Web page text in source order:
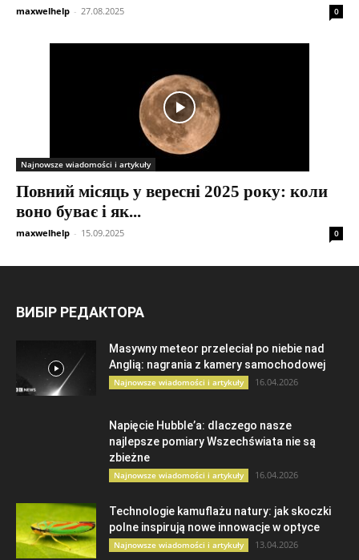
maxwelhelp - 27.08.2025 0
Najnowsze wiadomości i artykuły
Повний місяць у вересні 2025 року: коли
воно буває і як...
maxwelhelp - 15.09.2025 0
ВИБІР РЕДАКТОРА
Masywny meteor przeleciał po niebie nad
Anglią: nagrania z kamery samochodowej
Najnowsze wiadomości i artykuły 16.04.2026
Napięcie Hubble’a: dlaczego nasze
najlepsze pomiary Wszechświata nie są
zbieżne
Najnowsze wiadomości i artykuły 16.04.2026
Technologie kamuflażu natury: jak skoczki
polne inspirują nowe innowacje w optyce
Najnowsze wiadomości i artykuły 13.04.2026